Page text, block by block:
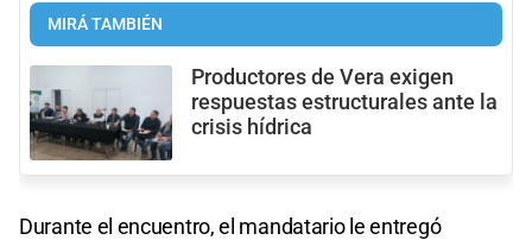
MIRÁ TAMBIÉN
Productores de Vera exigen
respuestas estructurales ante la
crisis hídrica
Durante el encuentro, el mandatario le entregó